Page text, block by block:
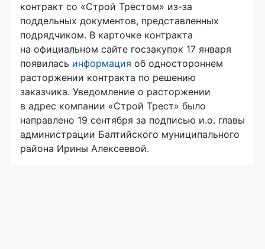
контракт со «Строй Трестом» из-за
поддельных документов, представленных
подрядчиком. В карточке контракта
на официальном сайте госзакупок 17 января
появилась информация об одностороннем
расторжении контракта по решению
заказчика. Уведомление о расторжении
в адрес компании «Строй Трест» было
направлено 19 сентября за подписью и.о. главы
администрации Балтийского муниципального
района Ирины Алексеевой.